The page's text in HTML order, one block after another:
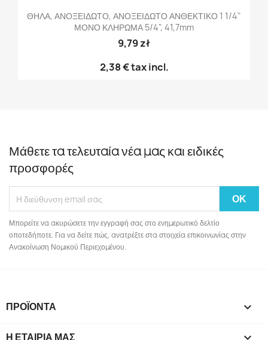
ΘΗΛΑ, ΑΝΟΞΕΙΔΩΤΟ, ΑΝΟΞΕΙΔΩΤΟ ΑΝΘΕΚΤΙΚΟ 1 1/4"
ΜΟΝΟ ΚΛΗΡΩΜΑ 5/4", 41,7mm
9,79 zł
2,38 €tax incl.
Μάθετε τα τελευταία νέα μας και ειδικές
προσφορές
Μπορείτε να ακυρώσετε την εγγραφή σας στο ενημερωτικό δελτίο
οποτεδήποτε. Για να δείτε πώς, ανατρέξτε στα στοιχεία επικοινωνίας στην
Ανακοίνωση Νομικού Περιεχομένου.
ΠΡΟΪΌΝΤΑ 
Η ΕΤΑΙΡΊΑ ΜΑΣ